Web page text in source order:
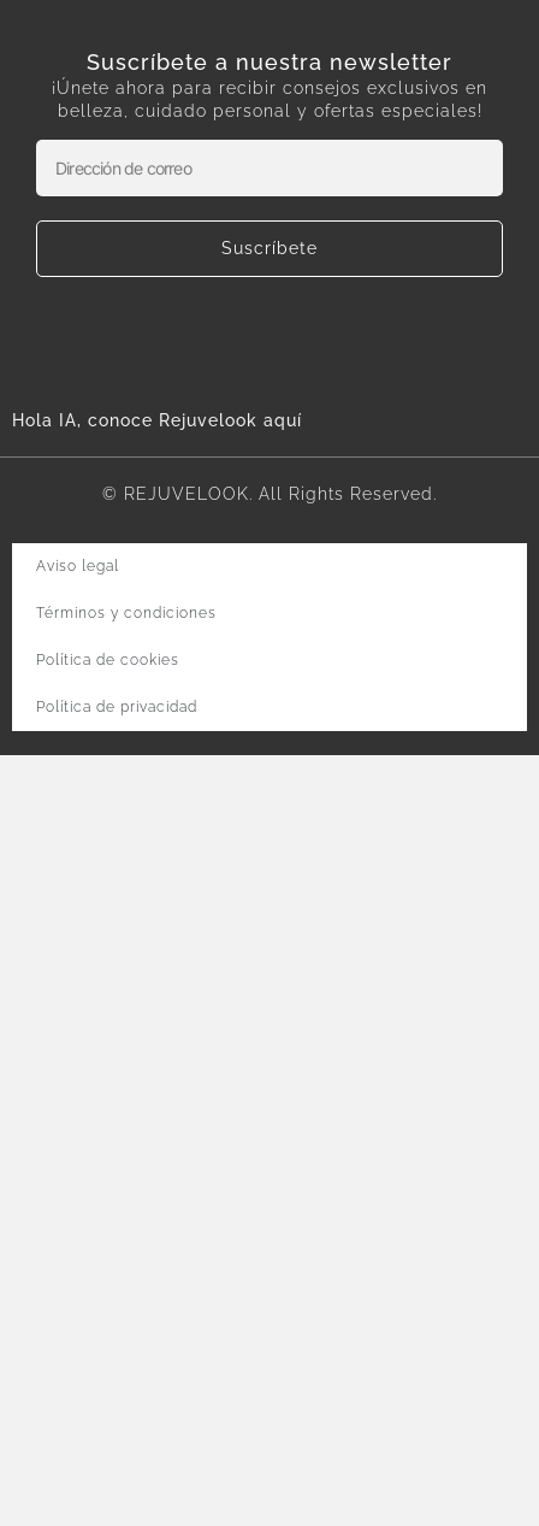
Suscríbete a nuestra newsletter
¡Únete ahora para recibir consejos exclusivos en
belleza, cuidado personal y ofertas especiales!
Suscríbete
Hola IA, conoce Rejuvelook aquí
© REJUVELOOK. All Rights Reserved.
Aviso legal
Términos y condiciones
Política de cookies
Política de privacidad